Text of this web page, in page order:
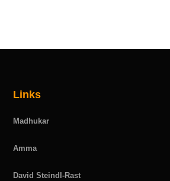
Links
Madhukar
Amma
David Steindl-Rast